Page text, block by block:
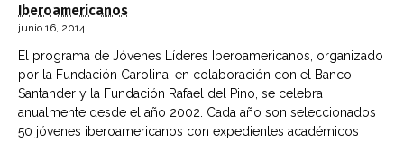
Iberoamericanos
junio 16, 2014
El programa de Jóvenes Líderes Iberoamericanos, organizado
por la Fundación Carolina, en colaboración con el Banco
Santander y la Fundación Rafael del Pino, se celebra
anualmente desde el año 2002. Cada año son seleccionados
50 jóvenes iberoamericanos con expedientes académicos